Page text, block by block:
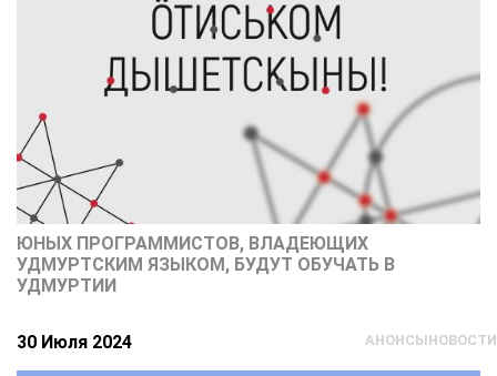
ЮНЫХ ПРОГРАММИСТОВ, ВЛАДЕЮЩИХ
УДМУРТСКИМ ЯЗЫКОМ, БУДУТ ОБУЧАТЬ В
УДМУРТИИ
30 Июля 2024 АНОНСЫНОВОСТИ